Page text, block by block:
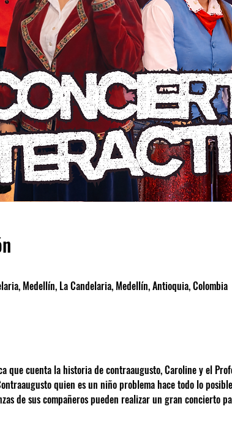
Medellín, La Candelaria, Medellín, Antioquia, Colombia
que cuenta la historia de contraaugusto, Caroline y el
quien es un niño problema hace todo lo
de sus compañeros pueden realizar un gran concierto